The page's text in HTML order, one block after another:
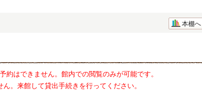
本棚へ
はできません。館内での閲覧のみが可能です。
。来館して貸出手続きを行ってください。